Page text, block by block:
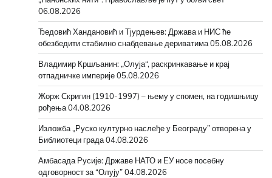
06.08.2026
Ђедовић Хандановић и Тјурдењев: Држава и НИС ће
обезбедити стабилно снабдевање дериватима05.08.2026
Владимир Кршљанин: „Олуја“, раскринкавање и крај
отпадничке империје05.08.2026
Жорж Скригин (1910-1997) – њему у спомен, на годишњицу
рођења04.08.2026
Изложба „Руско културно наслеђе у Београду” отворена у
Библиотеци града04.08.2026
Амбасада Русије: Државе НАТО и ЕУ носе посебну
одговорност за “Олују”04.08.2026